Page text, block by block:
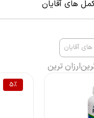
های آقایان
آقایان
ارزان ترین
5%